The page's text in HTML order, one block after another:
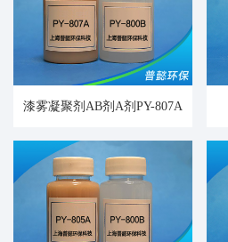
漆雾凝聚剂AB剂A剂PY-807A